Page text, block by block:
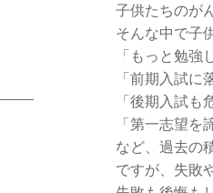
子供たちのが
そんな中で子
「もっと勉強
「前期入試に
「後期入試も
「第一志望を
など、過去の
ですが、失敗